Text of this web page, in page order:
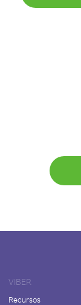
VIBER
Recursos